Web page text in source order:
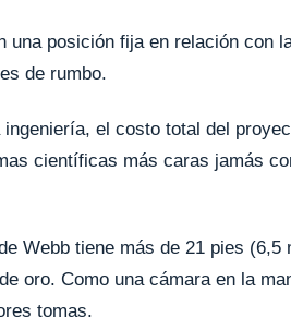
una posición fija en relación con
de rumbo.
ingeniería, el costo total del
científicas más caras jamás
Webb tiene más de 21 pies
oro. Como una cámara en la
tomas.